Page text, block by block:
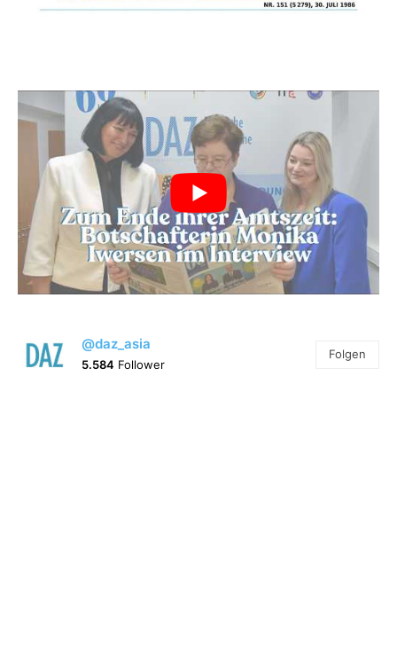
@daz_asia
5.584 Follower
Folgen